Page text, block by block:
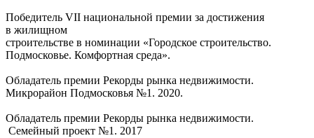
Победитель VII национальной премии за достижения
в жилищном
строительстве в номинации «Городское строительство.
Подмосковье. Комфортная среда».
Обладатель премии Рекорды рынка недвижимости.
Микрорайон Подмосковья №1. 2020.
Обладатель премии Рекорды рынка недвижимости.
Семейный проект №1. 2017